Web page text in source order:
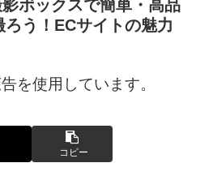
ボックスで簡単・高品
う！ECサイトの魅力
を使用しています。
コピー